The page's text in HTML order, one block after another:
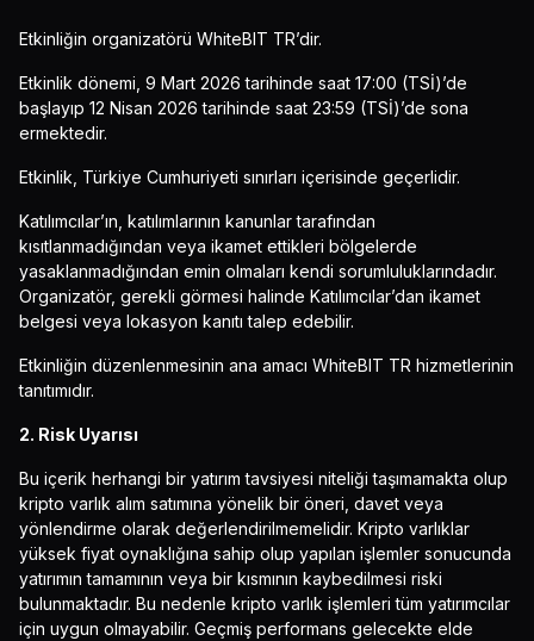
Etkinliğin organizatörü WhiteBIT TR’dir.
Etkinlik dönemi, 9 Mart 2026 tarihinde saat 17:00 (TSİ)’de
başlayıp 12 Nisan 2026 tarihinde saat 23:59 (TSİ)’de sona
ermektedir.
Etkinlik, Türkiye Cumhuriyeti sınırları içerisinde geçerlidir.
Katılımcılar’ın, katılımlarının kanunlar tarafından
kısıtlanmadığından veya ikamet ettikleri bölgelerde
yasaklanmadığından emin olmaları kendi sorumluluklarındadır.
Organizatör, gerekli görmesi halinde Katılımcılar’dan ikamet
belgesi veya lokasyon kanıtı talep edebilir.
Etkinliğin düzenlenmesinin ana amacı WhiteBIT TR hizmetlerinin
tanıtımıdır.
2. Risk Uyarısı
Bu içerik herhangi bir yatırım tavsiyesi niteliği taşımamakta olup
kripto varlık alım satımına yönelik bir öneri, davet veya
yönlendirme olarak değerlendirilmemelidir. Kripto varlıklar
yüksek fiyat oynaklığına sahip olup yapılan işlemler sonucunda
yatırımın tamamının veya bir kısmının kaybedilmesi riski
bulunmaktadır. Bu nedenle kripto varlık işlemleri tüm yatırımcılar
için uygun olmayabilir. Geçmiş performans gelecekte elde